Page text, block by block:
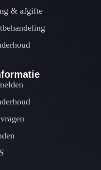
& afgifte